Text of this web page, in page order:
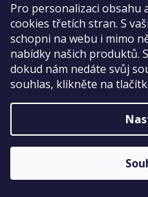
Pro personalizaci obsahu
cookies třetích stran. S
schopni na webu i mimo
nabídky našich produktů.
dokud nám nedáte svůj
souhlas, klikněte na
na
Zásady